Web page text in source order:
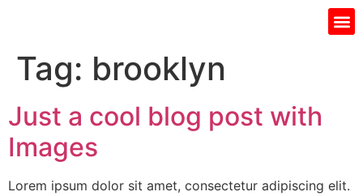
Tag: brooklyn
Just a cool blog post with
Images
Lorem ipsum dolor sit amet, consectetur adipiscing elit.